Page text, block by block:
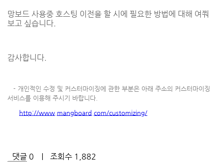
망보드 사용중 호스팅 이전을 할 시에 필요한 방법에 대해​ 여쭤
보고 싶습니다.
감사합니다.
- 개인적인 수정 및 커스터마이징에 관한 부분은 아래 주소의 커스터마이징
서비스를 이용해 주시기 바랍니다.
http://www.mangboard.com/customizing/
댓글 0 ｜ 조회수 1,882